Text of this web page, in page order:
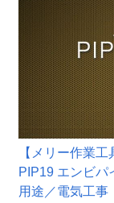
【メリー作業工
PIP19 エンビパ
用途／電気工事